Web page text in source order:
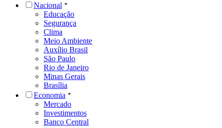
Nacional
Educação
Segurança
Clima
Meio Ambiente
Auxílio Brasil
São Paulo
Rio de Janeiro
Minas Gerais
Brasília
Economia
Mercado
Investimentos
Banco Central